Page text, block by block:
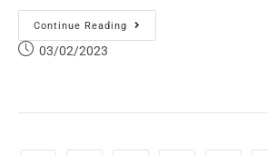
Continue Reading
03/02/2023